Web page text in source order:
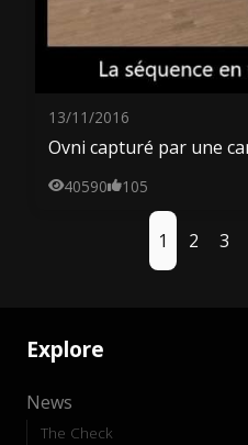
13/11/2016
Ovni capturé par une
40590 105
1 2 3
Explore
News
The Check